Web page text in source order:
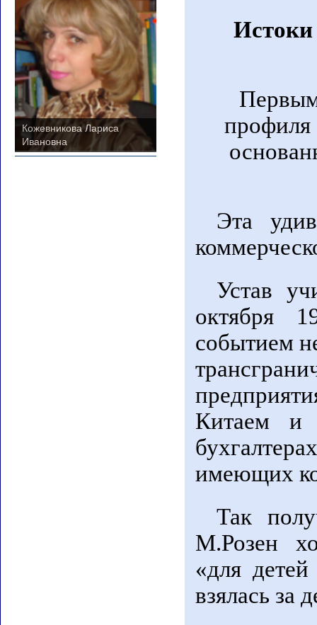
Истоки
профиля
Эта
Устав
октября
событием
Китаем и
имеющих
Так
М.Розен
«для
взялась за
Кожевникова Лариса
Ивановна